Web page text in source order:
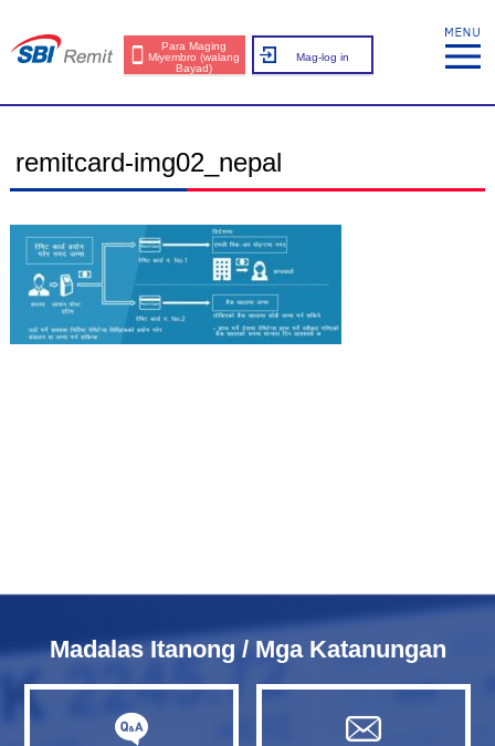
Para Maging
Miyembro (walang
Bayad)
Mag-log in
remitcard-img02_nepal
Madalas Itanong / Mga Katanungan